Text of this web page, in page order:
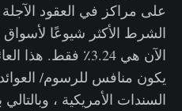
على مراكز في العقود
الشرط الأكثر شيوعًا لأسواق
الآن هي 3.24٪ فقط.
يكون منافس للرسوم/
السندات الأمريكية ،